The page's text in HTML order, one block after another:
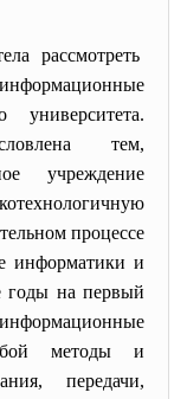
рассмотреть
университета.
тем,
учреждение
процессе
информатики и
годы на первый
методы и
передачи,